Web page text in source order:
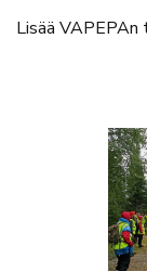
Lisää VAPEPAn